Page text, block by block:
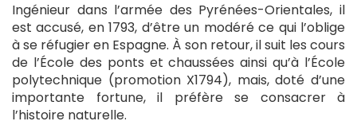
Ingénieur dans l’armée des Pyrénées-Orientales, il
est accusé, en 1793, d’être un modéré ce qui l’oblige
à se réfugier en Espagne. À son retour, il suit les cours
de l’École des ponts et chaussées ainsi qu’à l’École
polytechnique (promotion X1794), mais, doté d’une
importante fortune, il préfère se consacrer à
l’histoire naturelle.